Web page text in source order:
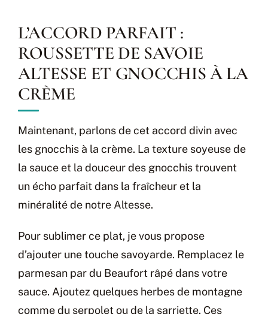
L’ACCORD PARFAIT :
ROUSSETTE DE SAVOIE
ALTESSE ET GNOCCHIS À LA
CRÈME
Maintenant, parlons de cet accord divin avec
les gnocchis à la crème. La texture soyeuse de
la sauce et la douceur des gnocchis trouvent
un écho parfait dans la fraîcheur et la
minéralité de notre Altesse.
Pour sublimer ce plat, je vous propose
d’ajouter une touche savoyarde. Remplacez le
parmesan par du Beaufort râpé dans votre
sauce. Ajoutez quelques herbes de montagne
comme du serpolet ou de la sarriette. Ces